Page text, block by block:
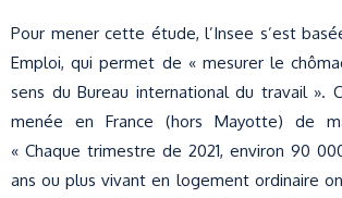
Pour mener cette étude, l’Insee s’est
Emploi, qui permet de « mesurer le
sens du Bureau international du travail ».
menée en France (hors Mayotte) de
« Chaque trimestre de 2021, environ 90
ans ou plus vivant en logement ordinaire